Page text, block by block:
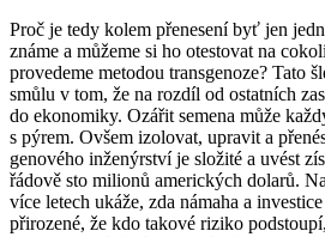
Proč je tedy kolem přenesení byť jen
známe a můžeme si ho otestovat na
provedeme metodou transgenoze? Tato
smůlu v tom, že na rozdíl od ostatních
do ekonomiky. Ozářit semena může
s pýrem. Ovšem izolovat, upravit a
genového inženýrství je složité a uvést
řádově sto milionů amerických dolarů.
více letech ukáže, zda námaha a
přirozené, že kdo takové riziko